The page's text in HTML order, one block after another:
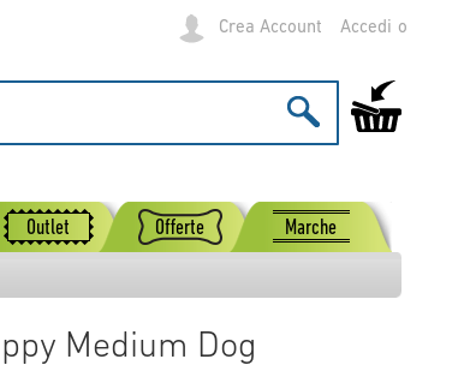
Crea Account Accedi
Carrello
Outlet Offerte Marche
Medium Dog